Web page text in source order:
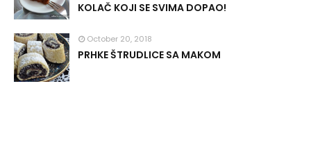
KOLAČ KOJI SE SVIMA DOPAO!
October 20, 2018
PRHKE ŠTRUDLICE SA MAKOM